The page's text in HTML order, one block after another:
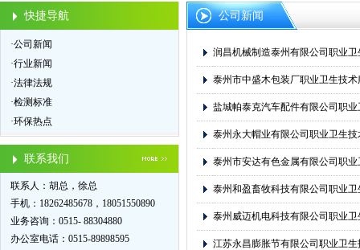
快捷导航
·公司新闻
·行业新闻
·法律法规
·检测标准
·环保热点
联系我们
联系人：胡总，徐总
手机：18262485678，18051550890
业务咨询：0515- 88304880
办公室电话：0515-89898595
公司新闻
润昌机械制造泰州有限公司职业
泰州市中盛木包装厂职业卫生技
盐城帕泰克汽车配件有限公司职
泰州永大帽业有限公司职业卫生
泰州市安达有色金属有限公司职
泰州和盈畜牧科技有限公司职业
泰州威迈机电科技有限公司职业
江苏永昌膨胀节有限公司职业卫